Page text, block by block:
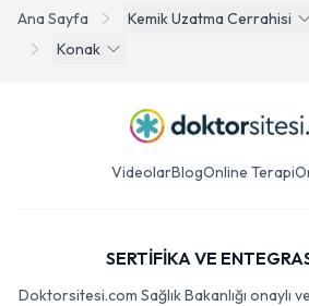
Ana Sayfa Kemik Uzatma Cerrahisi
Konak
VideolarBlogOnline Terapi
SERTİFİKA VE
Doktorsitesi.com Sağlık Bakanlığı onaylı